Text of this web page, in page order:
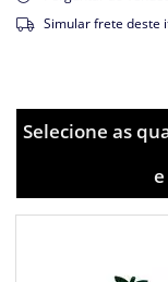
Simular frete deste
Selecione as